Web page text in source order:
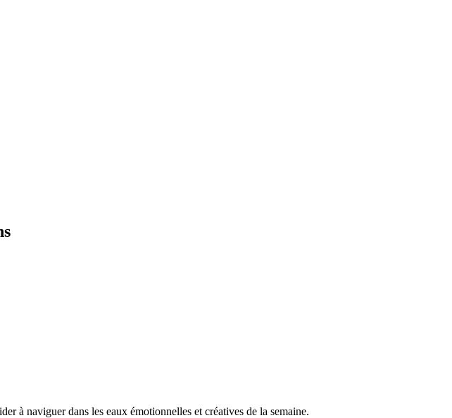
à naviguer dans les eaux émotionnelles et créatives de la semaine.